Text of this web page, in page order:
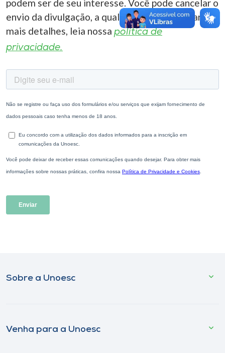
podem ser de seu interesse. Você pode cancelar o
envio da divulgação, a qualquer momento. Para
mais detalhes, leia nossa política de
privacidade.
Sobre a Unoesc
Venha para a Unoesc